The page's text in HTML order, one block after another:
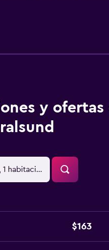
y esparcimiento que se
y ofertas
habitación
$163